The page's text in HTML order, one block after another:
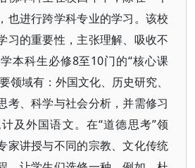
也进行跨学科专业的学习。该校
习的重要性，主张理解、吸收不
本科生必修8至10门的“核心课
领域有：外国文化、历史研究、
考、科学与社会分析，并需修习
及外国语文。在“道德思考”领
家讲授与不同的宗教、文化传统